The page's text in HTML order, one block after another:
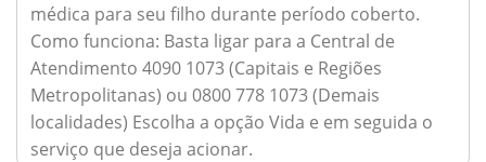
médica para seu filho durante período coberto.
Como funciona: Basta ligar para a Central de
Atendimento 4090 1073 (Capitais e Regiões
Metropolitanas) ou 0800 778 1073 (Demais
localidades) Escolha a opção Vida e em seguida o
serviço que deseja acionar.